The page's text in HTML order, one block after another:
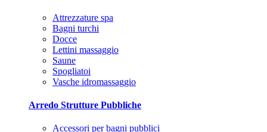
Attrezzature spa
Bagni turchi
Docce
Lettini massaggio
Saune
Spogliatoi
Vasche idromassaggio
Arredo Strutture Pubbliche
Accessori per bagni pubblici